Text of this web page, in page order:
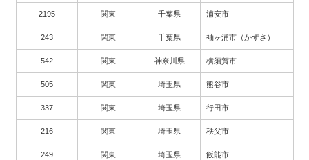
2195 関東 千葉県 浦安市
243 関東 千葉県 袖ヶ浦市（かずさ）
542 関東 神奈川県 横須賀市
505 関東 埼玉県 熊谷市
337 関東 埼玉県 行田市
216 関東 埼玉県 秩父市
249 関東 埼玉県 飯能市